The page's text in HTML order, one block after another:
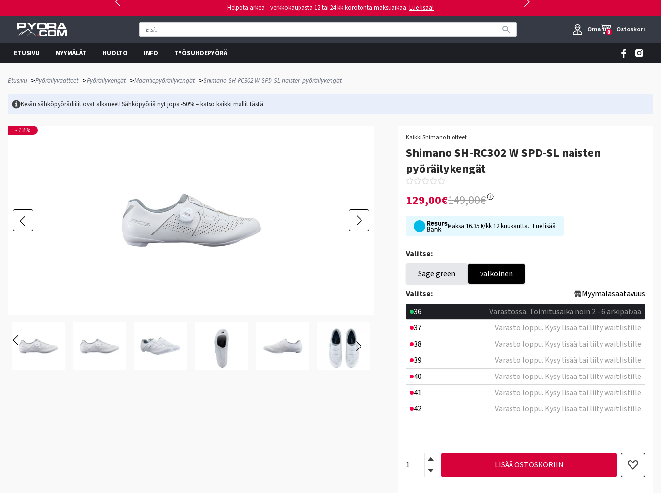
Helpota arkea – verkkokaupasta 12 tai 24 kk korotonta maksuaikaa. Lue lisää!
Oma tili
0 Ostoskori
ETUSIVU MYYMÄLÄT HUOLTO INFO TYÖSUHDEPYÖRÄ
Etusivu >Pyöräilyvaatteet >Pyöräilykengät >Maantiepyöräilykengät >Shimano SH-RC302 W SPD-SL naisten pyöräilykengät
Kesän sähköpyörädiilit ovat alkaneet! Sähköpyöriä nyt jopa -50% – katso kaikki mallittästä
-13%
Kaikki Shimano tuotteet
Shimano SH-RC302 W SPD-SL naisten
pyöräilykengät
129,00€149,00€
Maksa 16.35 €/kk 12 kuukautta. Lue lisää
Valitse:
Sage green
valkoinen
Valitse:
Myymäläsaatavuus
36
Varastossa. Toimitusaika noin 2 - 6 arkipäivää
37
Varasto loppu. Kysy lisää tai liity waitlistille
38
Varasto loppu. Kysy lisää tai liity waitlistille
39
Varasto loppu. Kysy lisää tai liity waitlistille
40
Varasto loppu. Kysy lisää tai liity waitlistille
41
Varasto loppu. Kysy lisää tai liity waitlistille
42
Varasto loppu. Kysy lisää tai liity waitlistille
LISÄÄ OSTOSKORIIN